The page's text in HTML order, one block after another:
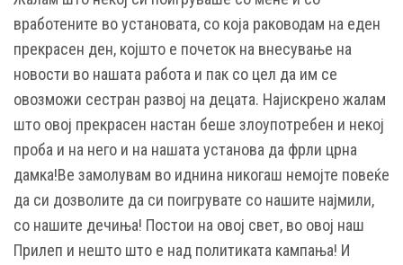
вработените во установата, со која раководам на еден
прекрасен ден, којшто е почеток на внесување на
новости во нашата работа и пак со цел да им се
овозможи сестран развој на децата. Најискрено жалам
што овој прекрасен настан беше злоупотребен и некој
проба и на него и на нашата установа да фрли црна
дамка!Ве замолувам во иднина никогаш немојте повеќе
да си дозволите да си поигрувате со нашите најмили,
со нашите дечиња! Постои на овој свет, во овој наш
Прилеп и нешто што е над политиката кампања! И